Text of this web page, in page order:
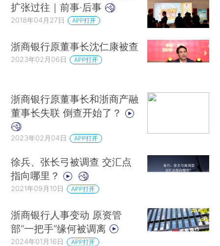
扩张过往｜前事·后事
2018年04月27日 APP打开
浙商银行原董事长沈仁康被查
2023年02月06日 APP打开
浙商银行原董事长和浙商产融
董事长失联 倒查开始了？
2023年02月04日 APP打开
徐兵、张长弓被调查 交汇点
指向哪里？
2021年09月10日 APP打开
浙商银行人事变动 原资管
部“一把手”缘何被调离
2024年01月16日 APP打开